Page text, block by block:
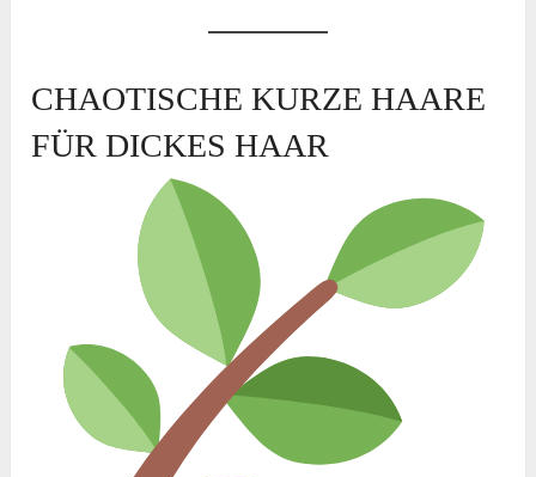
CHAOTISCHE KURZE HAARE
FÜR DICKES HAAR